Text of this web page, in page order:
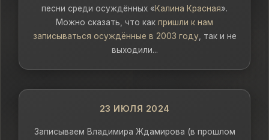
песни среди осуждённых «Калина Красная».
Можно сказать, что как пришли к нам
записываться осуждённые в 2003 году , так и не
выходили...
23 ИЮЛЯ 2024
Записываем Владимира Ждамирова (в прошлом